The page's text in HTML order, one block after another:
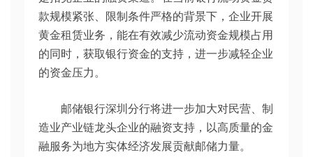
款规模紧张、限制条件严格的背景下，企业开展
黄金租赁业务，能在有效减少流动资金规模占用
的同时，获取银行资金的支持，进一步减轻企业
的资金压力。
邮储银行深圳分行将进一步加大对民营、制
造业产业链龙头企业的融资支持，以高质量的金
融服务为地方实体经济发展贡献邮储力量。